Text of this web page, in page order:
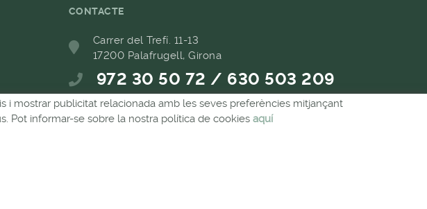
CONTACTE
Carrer del Trefí. 11-13
17200 Palafrugell, Girona
972 30 50 72 / 630 503 209
689 657 489
mostrar publicitat relacionada amb les seves preferències mitjançant
Pot informar-se sobre la nostra política de cookies aquí